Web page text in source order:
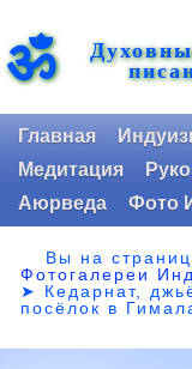
ॐ
Главная
Медитация
Аюрведа
Фото
Вы на
Фотогалереи
➤ Кедарнат,
посёлок в